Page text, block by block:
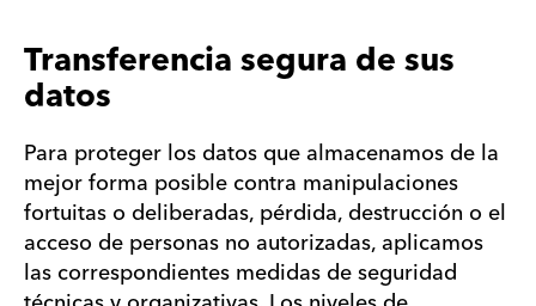
Transferencia segura de sus
datos
Para proteger los datos que almacenamos de la
mejor forma posible contra manipulaciones
fortuitas o deliberadas, pérdida, destrucción o el
acceso de personas no autorizadas, aplicamos
las correspondientes medidas de seguridad